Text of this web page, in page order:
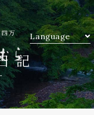
万
Language
記